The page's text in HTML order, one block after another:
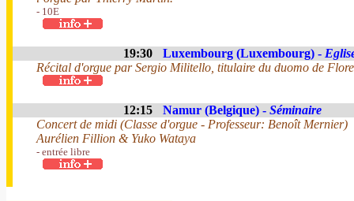
- 10E
19:30 Luxembourg (Luxembourg) -
Récital d'orgue par Sergio Militello, titulaire du duomo de
12:15 Namur (Belgique) - Séminaire
Concert de midi (Classe d'orgue - Professeur: Benoît Mernier)
Aurélien Fillion & Yuko Wataya
- entrée libre